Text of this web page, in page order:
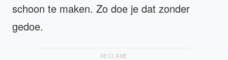
schoon te maken. Zo doe je dat zonder
gedoe.
RECLAME